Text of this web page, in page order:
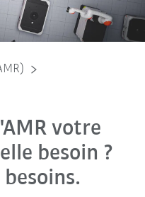
votre
besoin ?
besoins.